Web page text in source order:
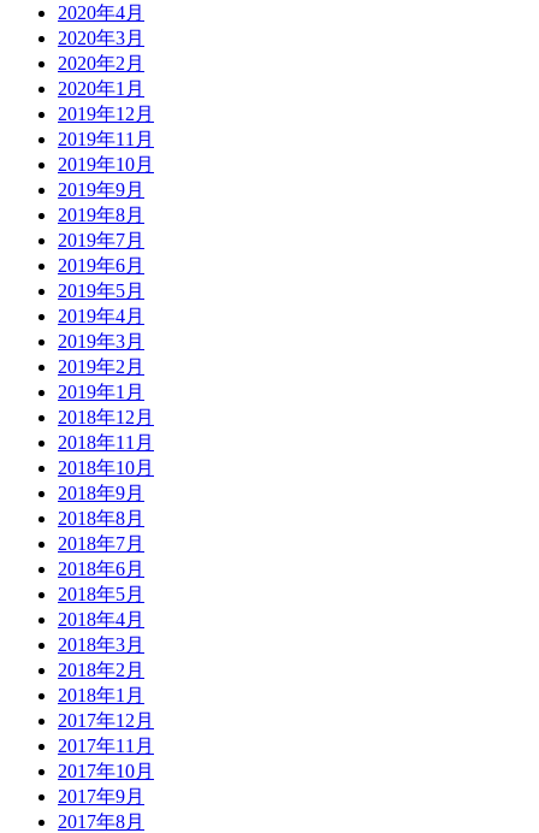
2020年4月
2020年3月
2020年2月
2020年1月
2019年12月
2019年11月
2019年10月
2019年9月
2019年8月
2019年7月
2019年6月
2019年5月
2019年4月
2019年3月
2019年2月
2019年1月
2018年12月
2018年11月
2018年10月
2018年9月
2018年8月
2018年7月
2018年6月
2018年5月
2018年4月
2018年3月
2018年2月
2018年1月
2017年12月
2017年11月
2017年10月
2017年9月
2017年8月